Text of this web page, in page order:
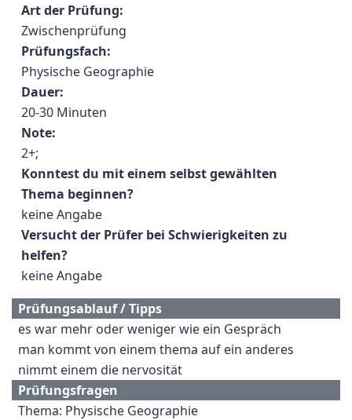
Art der Prüfung:
Zwischenprüfung
Prüfungsfach:
Physische Geographie
Dauer:
20-30 Minuten
Note:
2+;
Konntest du mit einem selbst gewählten
Thema beginnen?
keine Angabe
Versucht der Prüfer bei Schwierigkeiten zu
helfen?
keine Angabe
Prüfungsablauf / Tipps
es war mehr oder weniger wie ein Gespräch
man kommt von einem thema auf ein anderes
nimmt einem die nervosität
Prüfungsfragen
Thema: Physische Geographie